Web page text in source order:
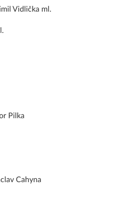
Vidlička ml.
Pilka
Cahyna